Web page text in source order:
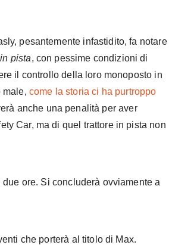
pesantemente infastidito, fa notare
pista, con pessime condizioni di
il controllo della loro monoposto in
male, come la storia ci ha purtroppo
anche una penalità per aver
Car, ma di quel trattore in pista non
due ore. Si concluderà ovviamente a
che porterà al titolo di Max.